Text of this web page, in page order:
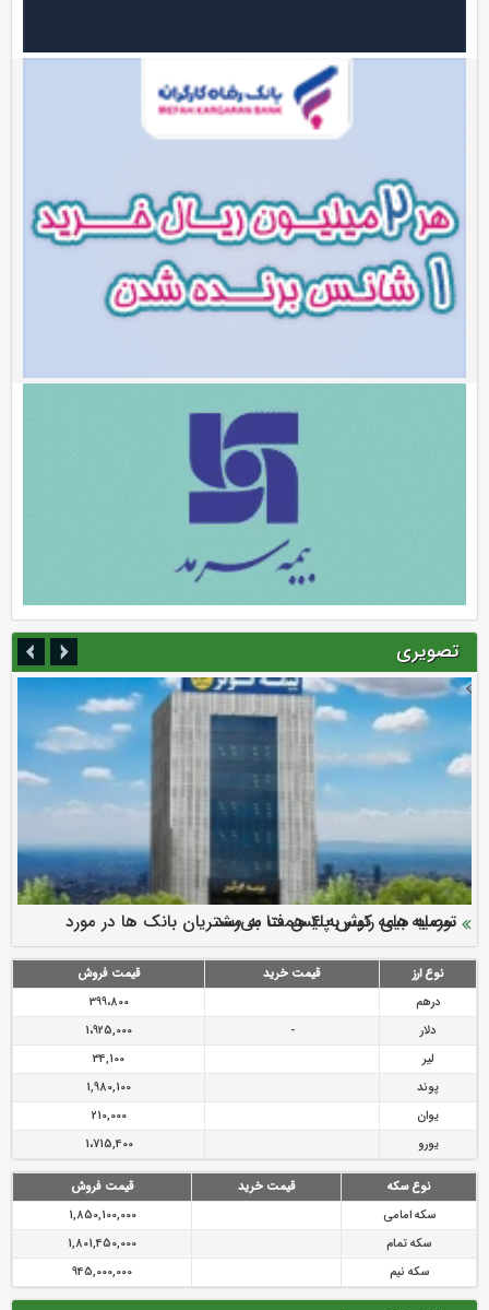
تصویری
ارزش سهام عدالت بالا رفت
سرمایه بیمه کوثر به ۴ همت می‌رسد
نود ثانیه با فولاد سنگان
تقدیر دبیرکل سندیکای بیمه گران ایران از اقدامات مدیرعامل بیمه
رازی
توصیه های رئیس پلیس فتا به مشتریان بانک ها در مورد
پیشگیری از سرقت های مجازی
نوع ارز قیمت خرید
قیمت فروش
درهم
399،800
دلار
-
1،925,000
لیر
34,100
پوند
1,980,100
یوان
210,000
یورو
1،715,400
نوع سکه قیمت خرید
قیمت فروش
سکه امامی
1,850,100,000
سکه تمام
1,801,450,000
سکه نیم
945,000,000